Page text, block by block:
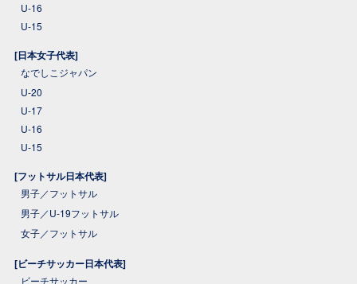
U-16
U-15
[日本女子代表]
なでしこジャパン
U-20
U-17
U-16
U-15
[フットサル日本代表]
男子／フットサル
男子／U-19フットサル
女子／フットサル
[ビーチサッカー日本代表]
ビーチサッカー